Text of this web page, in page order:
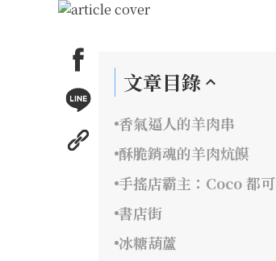
文章目錄
香氣逼人的羊肉串
酥脆銷魂的羊肉炕饃
手搖店霸主：Coco 都可
書店街
冰糖葫蘆